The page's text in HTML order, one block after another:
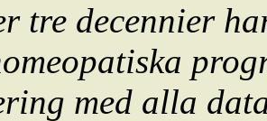
tre decennier
med alla